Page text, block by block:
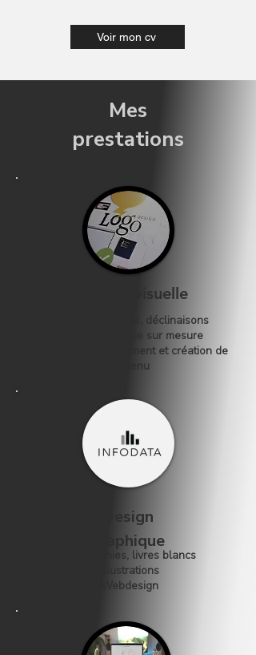
Voir mon cv
Mes
prestations
Identité visuelle
Création de logos, déclinaisons
Charte graphique sur mesure
Community management et création de
contenu
Design
graphique
Infographies, livres blancs
Illustrations
Webdesign